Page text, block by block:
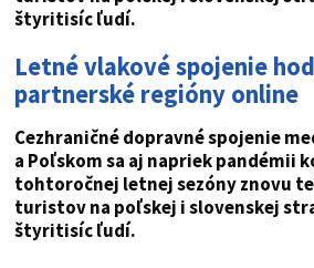
štyritisíc ľudí.
Letné vlakové spojenie
partnerské regióny online
Cezhraničné dopravné spojenie
a Poľskom sa aj napriek pandémii
tohtoročnej letnej sezóny znovu
turistov na poľskej i slovenskej
štyritisíc ľudí.